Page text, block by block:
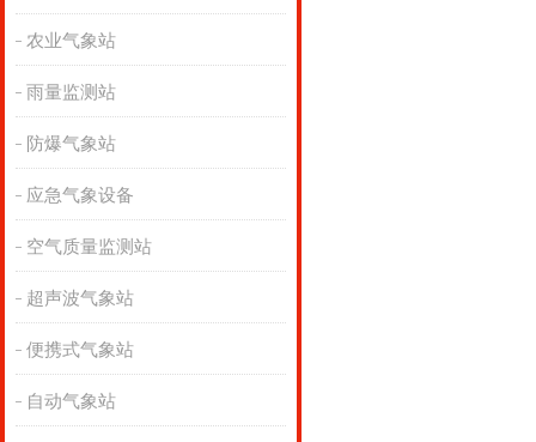
农业气象站
雨量监测站
防爆气象站
应急气象设备
空气质量监测站
超声波气象站
便携式气象站
自动气象站